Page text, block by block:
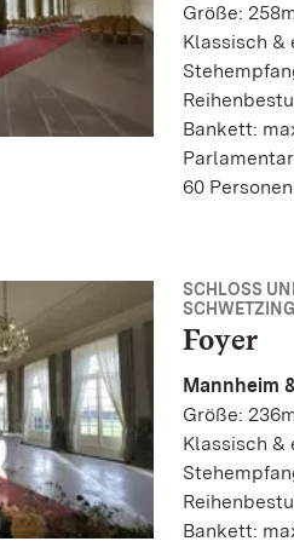
Größe:
Klassisch &
Bankett:
60 Personen
SCHLOSS
Foyer
Mannheim
Größe:
Klassisch &
Bankett: